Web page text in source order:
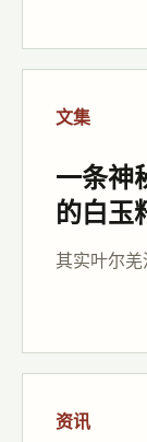
文集
一条神
的白玉
其实叶尔羌
资讯